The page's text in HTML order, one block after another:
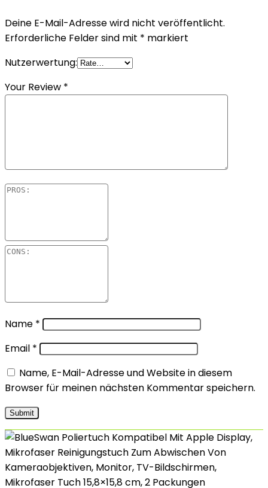
Deine E-Mail-Adresse wird nicht veröffentlicht.
Erforderliche Felder sind mit * markiert
Nutzerwertung:
Your Review *
Name *
Email *
Name, E-Mail-Adresse und Website in diesem
Browser für meinen nächsten Kommentar speichern.